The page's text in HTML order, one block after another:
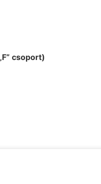
csoport)